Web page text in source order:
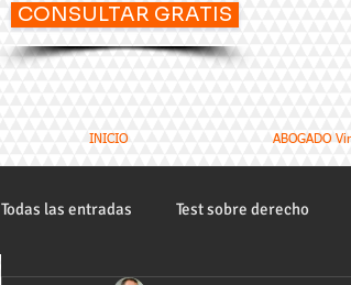
CONSULTAR GRATIS
INICIO ABOGADO
Todas las entradas Test sobre derecho